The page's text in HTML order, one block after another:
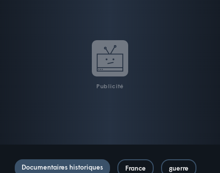
Publicité
Documentaires historiques France guerre